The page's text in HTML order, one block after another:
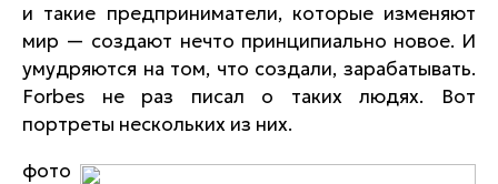
и такие предприниматели, которые изменяют
мир — создают нечто принципиально новое. И
умудряются на том, что создали, зарабатывать.
Forbes не раз писал о таких людях. Вот
портреты нескольких из них.
фото